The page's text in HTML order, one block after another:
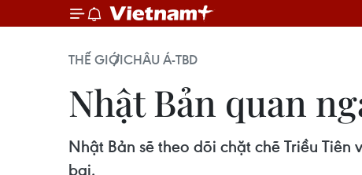
THẾ GIỚICHÂU Á-TBD
Nhật Bản quan
Nhật Bản sẽ theo dõi chặt chẽ Triều
bại.